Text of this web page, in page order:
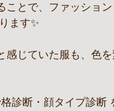
ことで、ファッショ
ます✨
感じていた服も、色
診断・顔タイプ診断